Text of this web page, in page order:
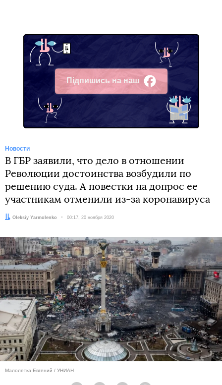
Підпишись на наш
Facebook
Новости
В ГБР заявили, что дело в отношении
Революции достоинства возбудили по
решению суда. А повестки на допрос ее
участникам отменили из-за коронавируса
Автор:
Oleksiy Yarmolenko Дата:
00:17, 20 ноября 2020
Малолетка Евгений / УНИАН